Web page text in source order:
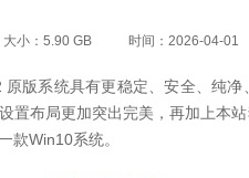
大小：5.90 GB 时间：2026-04-01
原版系统具有更稳定、安全、纯净
置布局更加突出完美，再加上本
款Win10系统。